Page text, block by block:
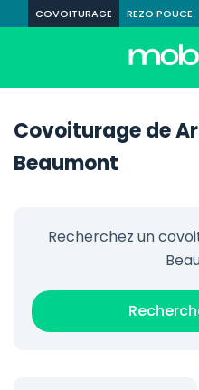
COVOITURAGE REZO POUCE
Covoiturage de
Beaumont
Recherchez un